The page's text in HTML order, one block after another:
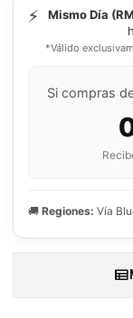
⚡ Mismo Día
*Válido
Si compras
🚚 Regiones: Vía